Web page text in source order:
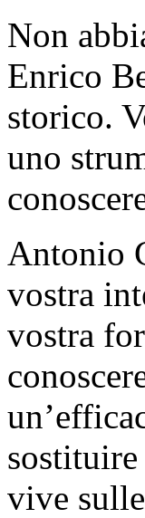
Non
Enrico
storico.
uno
Antonio
vostra
vostra
vive